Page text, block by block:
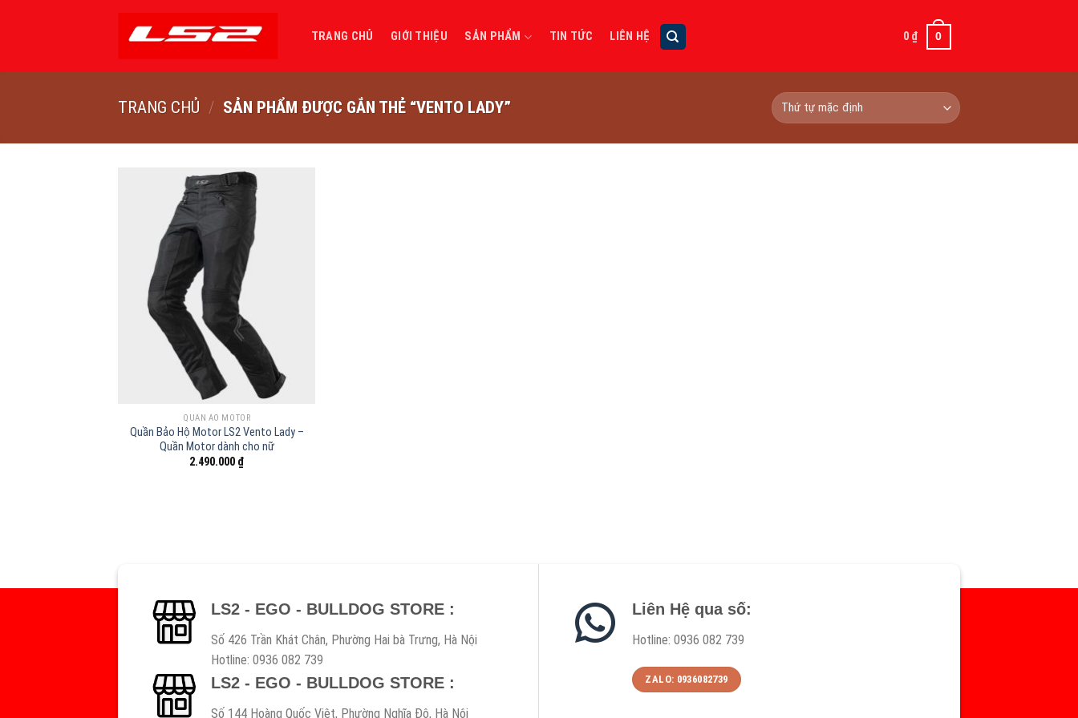
dung
TRANG CHỦ GIỚI THIỆU SẢN PHẨM TIN TỨC LIÊN HỆ 0 ₫ 0
TRANG CHỦ / SẢN PHẨM ĐƯỢC GẮN THẺ “VENTO LADY”
QUẦN ÁO MOTOR
Quần Bảo Hộ Motor LS2 Vento Lady –
Quần Motor dành cho nữ
2.490.000 ₫
LS2 - EGO - BULLDOG STORE :
Số 426 Trần Khát Chân, Phường Hai bà Trưng, Hà Nội
Hotline: 0936 082 739
LS2 - EGO - BULLDOG STORE :
Số 144 Hoàng Quốc Việt, Phường Nghĩa Đô, Hà Nội
Liên Hệ qua số:
Hotline: 0936 082 739
ZALO: 0936082739